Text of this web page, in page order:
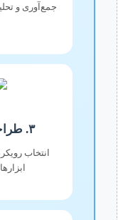
جمع‌آوری و تحلیل
با
انتخاب رویکرد
ابزارهای